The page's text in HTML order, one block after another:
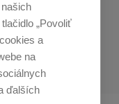
„Povoliť
a
na
ďalších